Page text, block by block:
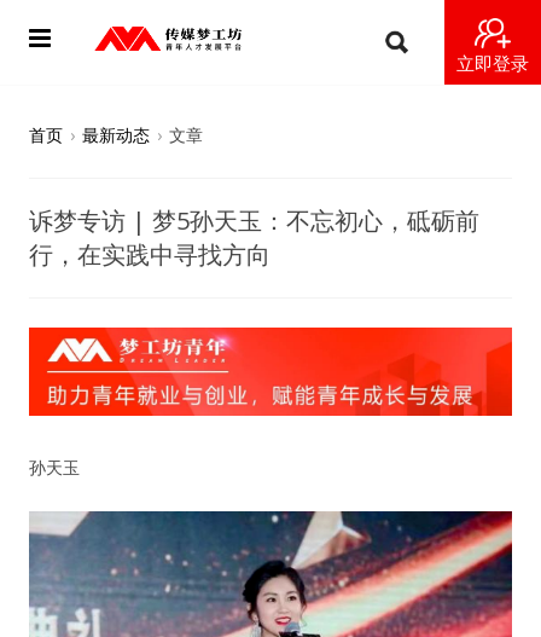
立即登录
导师
视频
梦工坊视频
纪录片1 梦想开始的地方
纪录片2 青年人不同活法
纪录片3 我们都是青年偶像
首页 › 最新动态 › 文章
诉梦专访 | 梦5孙天玉：不忘初心，砥砺前
行，在实践中寻找方向
孙天玉